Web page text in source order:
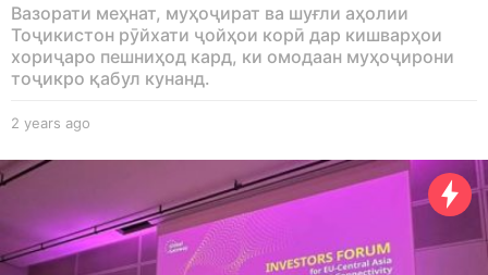
Вазорати меҳнат, муҳоҷират ва шуғли аҳолии
Тоҷикистон рӯйхати ҷойҳои корӣ дар кишварҳои
хориҷаро пешниҳод кард, ки омодаан муҳоҷирони
тоҷикро қабул кунанд.
2 years ago
e
s
a